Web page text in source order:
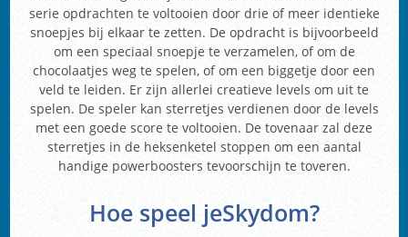
serie opdrachten te voltooien door drie of meer identieke
snoepjes bij elkaar te zetten. De opdracht is bijvoorbeeld
om een speciaal snoepje te verzamelen, of om de
chocolaatjes weg te spelen, of om een biggetje door een
veld te leiden. Er zijn allerlei creatieve levels om uit te
spelen. De speler kan sterretjes verdienen door de levels
met een goede score te voltooien. De tovenaar zal deze
sterretjes in de heksenketel stoppen om een aantal
handige powerboosters tevoorschijn te toveren.
Hoe speel jeSkydom?